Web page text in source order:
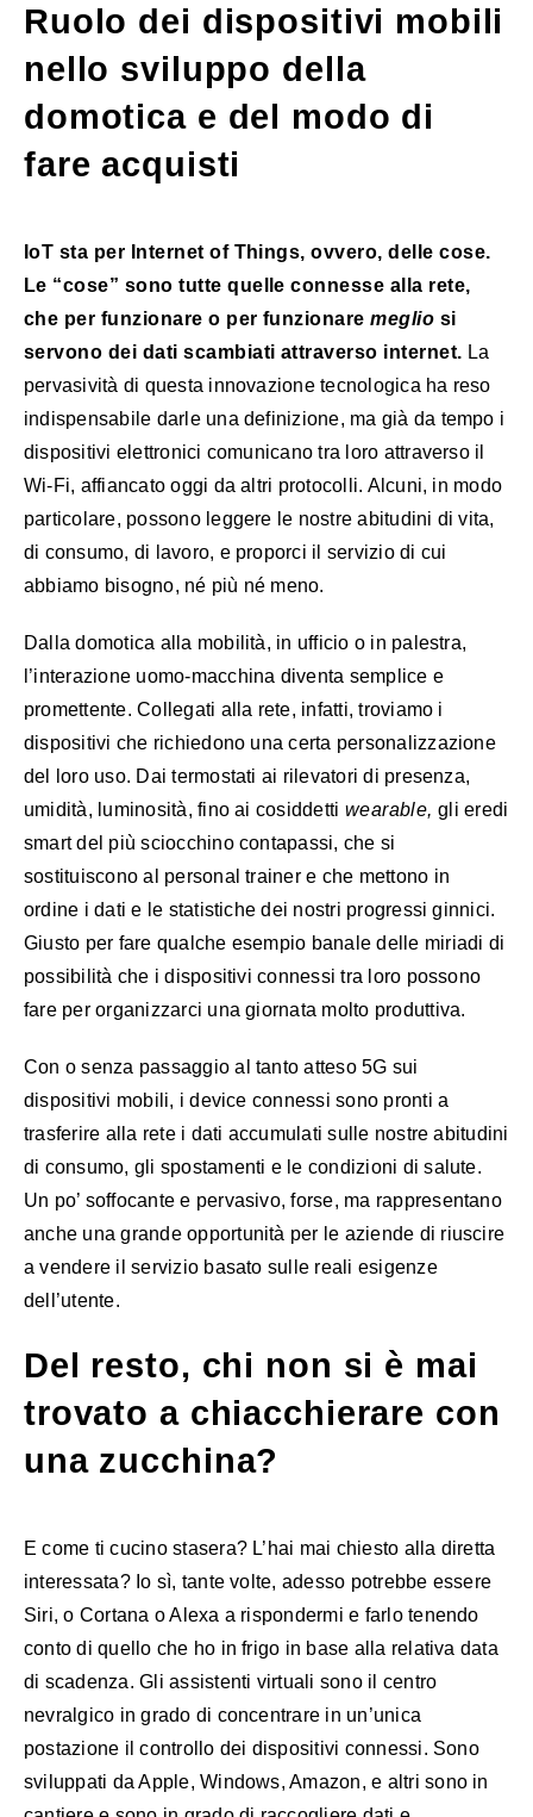
Ruolo dei dispositivi mobili
nello sviluppo della
domotica e del modo di
fare acquisti
IoT sta per Internet of Things, ovvero, delle cose.
Le “cose” sono tutte quelle connesse alla rete,
che per funzionare o per funzionaremeglio si
servono dei dati scambiati attraverso internet. La
pervasività di questa innovazione tecnologica ha reso
indispensabile darle una definizione, ma già da tempo i
dispositivi elettronici comunicano tra loro attraverso il
Wi-Fi, affiancato oggi da altri protocolli. Alcuni, in modo
particolare, possono leggere le nostre abitudini di vita,
di consumo, di lavoro, e proporci il servizio di cui
abbiamo bisogno, né più né meno.
Dalla domotica alla mobilità, in ufficio o in palestra,
l’interazione uomo-macchina diventa semplice e
promettente. Collegati alla rete, infatti, troviamo i
dispositivi che richiedono una certa personalizzazione
del loro uso. Dai termostati ai rilevatori di presenza,
umidità, luminosità, fino ai cosiddetti wearable, gli eredi
smart del più sciocchino contapassi, che si
sostituiscono al personal trainer e che mettono in
ordine i dati e le statistiche dei nostri progressi ginnici.
Giusto per fare qualche esempio banale delle miriadi di
possibilità che i dispositivi connessi tra loro possono
fare per organizzarci una giornata molto produttiva.
Con o senza passaggio al tanto atteso 5G sui
dispositivi mobili, i device connessi sono pronti a
trasferire alla rete i dati accumulati sulle nostre abitudini
di consumo, gli spostamenti e le condizioni di salute.
Un po’ soffocante e pervasivo, forse, ma rappresentano
anche una grande opportunità per le aziende di riuscire
a vendere il servizio basato sulle reali esigenze
dell’utente.
Del resto, chi non si è mai
trovato a chiacchierare con
una zucchina?
E come ti cucino stasera? L’hai mai chiesto alla diretta
interessata? Io sì, tante volte, adesso potrebbe essere
Siri, o Cortana o Alexa a rispondermi e farlo tenendo
conto di quello che ho in frigo in base alla relativa data
di scadenza. Gli assistenti virtuali sono il centro
nevralgico in grado di concentrare in un’unica
postazione il controllo dei dispositivi connessi. Sono
sviluppati da Apple, Windows, Amazon, e altri sono in